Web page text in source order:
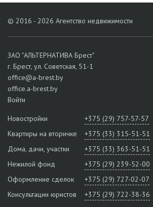
© 2016 - 2026 Агентство недвижимости
ЗАО "АЛЬТЕРНАТИВА Брест"
г. Брест, ул. Советская, 51-1
office@a-brest.by
office.a-brest.by
Войти
Новостройки
+375 (29) 757-57-57
Квартиры на вторичке
+375 (33) 315-51-51
Дома, дачи, участки
+375 (33) 363-51-51
Нежилой фонд
+375 (29) 239-52-00
Оформление сделок
+375 (29) 727-02-07
Консультации юристов
+375 (29) 722-38-36